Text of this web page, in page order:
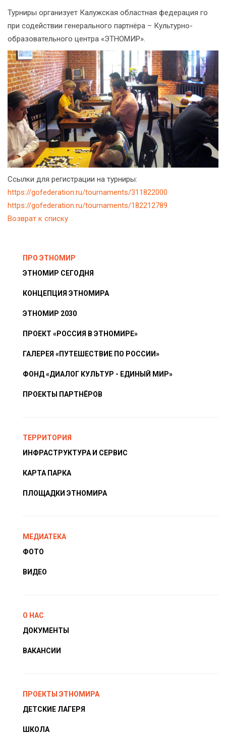
Турниры организует Калужская областная федерация го
при содействии генерального партнёра – Культурно-
образовательного центра «ЭТНОМИР».
Ссылки для регистрации на турниры:
https://gofederation.ru/tournaments/311822000
https://gofederation.ru/tournaments/182212789
Возврат к списку
ПРО ЭТНОМИР
ЭТНОМИР СЕГОДНЯ
КОНЦЕПЦИЯ ЭТНОМИРА
ЭТНОМИР 2030
ПРОЕКТ «РОССИЯ В ЭТНОМИРЕ»
ГАЛЕРЕЯ «ПУТЕШЕСТВИЕ ПО РОССИИ»
ФОНД «ДИАЛОГ КУЛЬТУР - ЕДИНЫЙ МИР»
ПРОЕКТЫ ПАРТНЁРОВ
ТЕРРИТОРИЯ
ИНФРАСТРУКТУРА И СЕРВИС
КАРТА ПАРКА
ПЛОЩАДКИ ЭТНОМИРА
МЕДИАТЕКА
ФОТО
ВИДЕО
О НАС
ДОКУМЕНТЫ
ВАКАНСИИ
ПРОЕКТЫ ЭТНОМИРА
ДЕТСКИЕ ЛАГЕРЯ
ШКОЛА